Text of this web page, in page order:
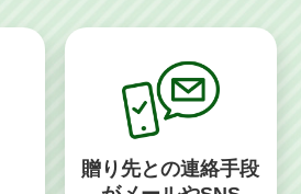
贈り先との連絡手段